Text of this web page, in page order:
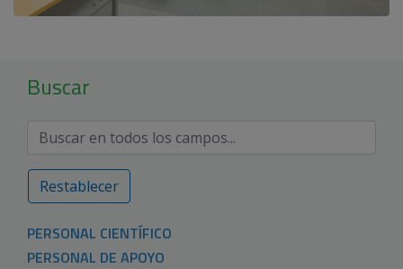
Buscar
Restablecer
PERSONAL CIENTÍFICO
PERSONAL DE APOYO